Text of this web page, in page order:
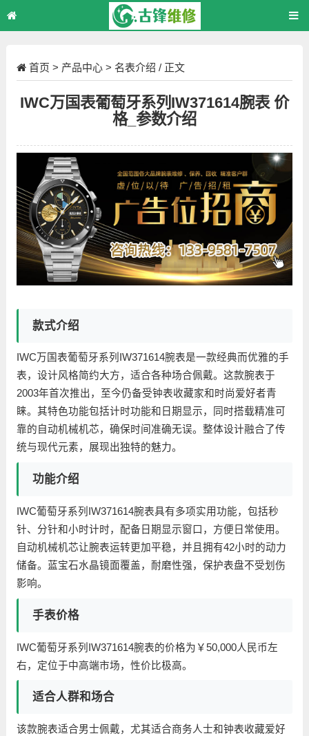
首页 > 产品中心> 名表介绍 / 正文
IWC万国表葡萄牙系列IW371614腕表 价
格_参数介绍
款式介绍
IWC万国表葡萄牙系列IW371614腕表是一款经典而优雅的手
表，设计风格简约大方，适合各种场合佩戴。这款腕表于
2003年首次推出，至今仍备受钟表收藏家和时尚爱好者青
睐。其特色功能包括计时功能和日期显示，同时搭载精准可
靠的自动机械机芯，确保时间准确无误。整体设计融合了传
统与现代元素，展现出独特的魅力。
功能介绍
IWC葡萄牙系列IW371614腕表具有多项实用功能，包括秒
针、分针和小时计时，配备日期显示窗口，方便日常使用。
自动机械机芯让腕表运转更加平稳，并且拥有42小时的动力
储备。蓝宝石水晶镜面覆盖，耐磨性强，保护表盘不受划伤
影响。
手表价格
IWC葡萄牙系列IW371614腕表的价格为￥50,000人民币左
右，定位于中高端市场，性价比极高。
适合人群和场合
该款腕表适合男士佩戴，尤其适合商务人士和钟表收藏爱好